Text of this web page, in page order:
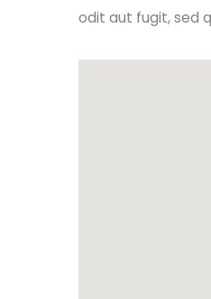
odit aut fugit, sed